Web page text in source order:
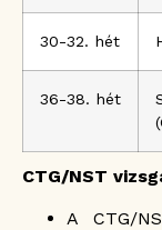
30-32. hét
36-38. hét
CTG/NST
A CTG/